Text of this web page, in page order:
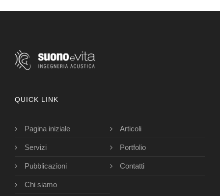
QUICK LINK
Pagina iniziale Articoli
Servizi Portfolio
Pubblicazioni Contatti
Chi siamo